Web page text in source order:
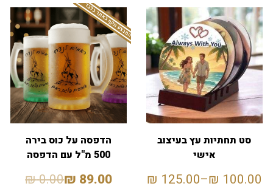
סט תחתיות עץ בעיצוב
אישי
100.00
₪
–
125.00
₪
המבצע תקף באתר בלבד
הדפסה על כוס בירה
500 מ"ל עם הדפסה
89.00
₪
0.00
₪